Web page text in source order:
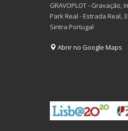
GRAVOPLOT - Gravação,
Park Real - Estrada Real,
Sintra Portugal
Abrir no Google Maps